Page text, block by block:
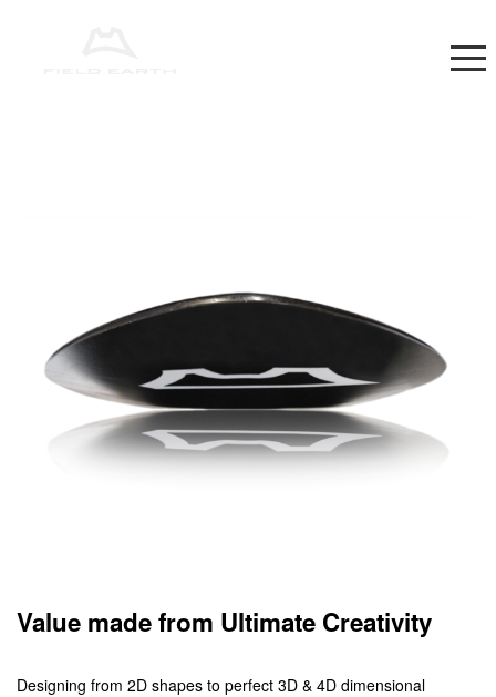
Value made from Ultimate Creativity
Designing from 2D shapes to perfect 3D & 4D dimensional